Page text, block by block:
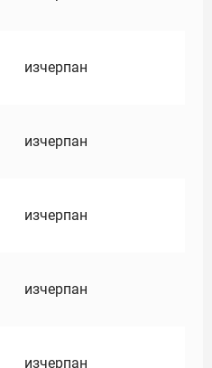
изчерпан
изчерпан
изчерпан
изчерпан
изчерпан